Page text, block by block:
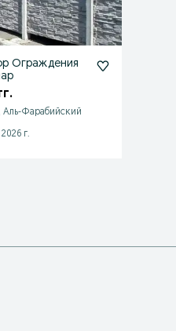
Ограждения
Фарабийский
г.